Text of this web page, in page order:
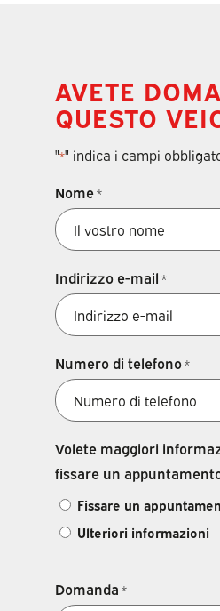
AVETE
QUESTO
"*" indica i campi
Nome*
Indirizzo e-mail *
Numero di telefono*
Volete maggiori
fissare un
Fissare un
Ulteriori informazioni
Domanda *